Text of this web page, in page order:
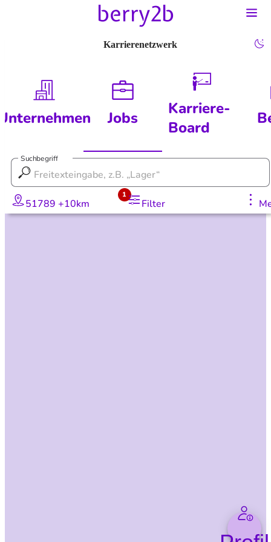
Karrierenetzwerk
Jobs
Karriere-
Board
Suchbegriff
51789 +10km Filter
1